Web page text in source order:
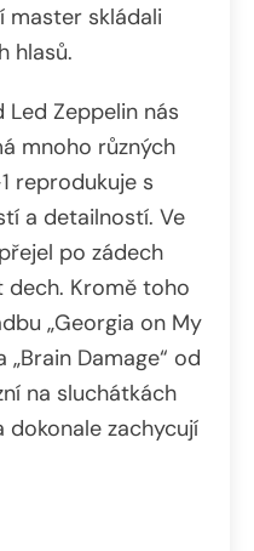
master skládali
hlasů.
Led Zeppelin nás
mnoho různých
reprodukuje s
a detailností. Ve
po zádech
dech. Kromě toho
„Georgia on My
„Brain Damage“ od
na sluchátkách
zachycují